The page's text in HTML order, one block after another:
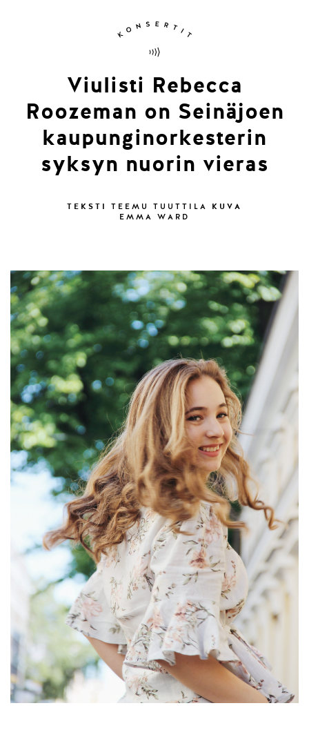
Viulisti Rebecca
Roozeman on Seinäjoen
kaupunginorkesterin
syksyn nuorin vieras
TEKSTI TEEMU TUUTTILA KUVA
EMMA WARD